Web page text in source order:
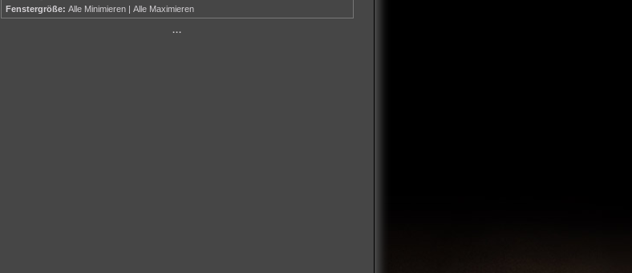
Fenstergröße: Alle Minimieren |Alle Maximieren
···